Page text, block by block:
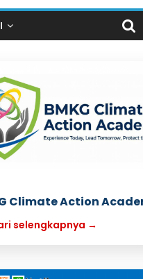
Climate Action
selengkapnya →